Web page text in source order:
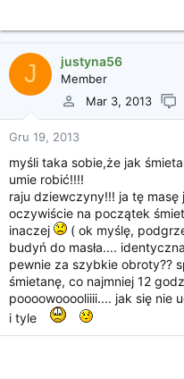
J justyna56
Member
Mar 3, 2013
Gru 19, 2013
myśli taka sobie,że jak
umie robić!!!!
raju dziewczyny!!! ja tę masę
oczywiście na początek
inaczej
( ok myślę,
budyń do masła....
pewnie za szybkie obroty??
śmietanę, co najmniej 12
poooowooooliiii.... jak się nie
i tyle